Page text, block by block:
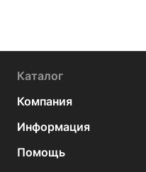
Каталог
Компания
Информация
Помощь